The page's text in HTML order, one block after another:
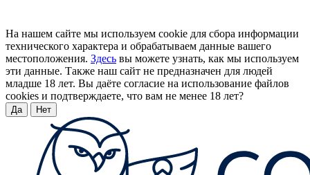
На нашем сайте мы используем cookie для сбора информации
технического характера и обрабатываем данные вашего
местоположения. Здесь вы можете узнать, как мы используем
эти данные. Также наш сайт не предназначен для людей
младше 18 лет. Вы даёте согласие на использование файлов
cookies и подтверждаете, что вам не менее 18 лет?
Да Нет